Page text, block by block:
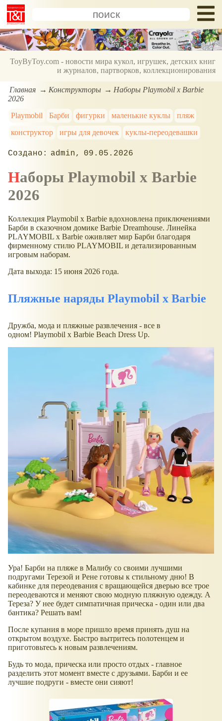
ToyByToy.com - новости мира кукол, игрушек, детских книг
и журналов, партворков, коллекционирования
Главная Конструкторы
Наборы Playmobil x Barbie
2026
Playmobil
Барби фигурки маленькие куклы
пляж
конструктор
игры для девочек куклы-переодевашки
admin 09.05.2026
Наборы Playmobil x Barbie
2026
Коллекция Playmobil x Barbie вдохновлена приключениями
Барби в сказочном домике Barbie Dreamhouse. Линейка
PLAYMOBIL x Barbie оживляет мир Барби благодаря
фирменному стилю PLAYMOBIL и детализированным
игровым наборам.
Дата выхода: 15 июня 2026 года.
Пляжные наряды Playmobil x Barbie
Дружба, мода и пляжные развлечения - все в
одном! Playmobil x Barbie Beach Dress Up.
Ура! Барби на пляже в Малибу со своими лучшими
подругами Терезой и Рене готовы к стильному дню! В
кабинке для переодевания с вращающейся дверью все трое
переодеваются и меняют свою модную пляжную одежду. А
Тереза? У нее будет симпатичная прическа - один или два
бантика? Решать вам!
После купания в море пришло время принять душ на
открытом воздухе. Быстро вытритесь полотенцем и
приготовьтесь к новым развлечениям.
Будь то мода, прическа или просто отдых - главное
разделить этот момент вместе с друзьями. Барби и ее
лучшие подруги - вместе они сияют!